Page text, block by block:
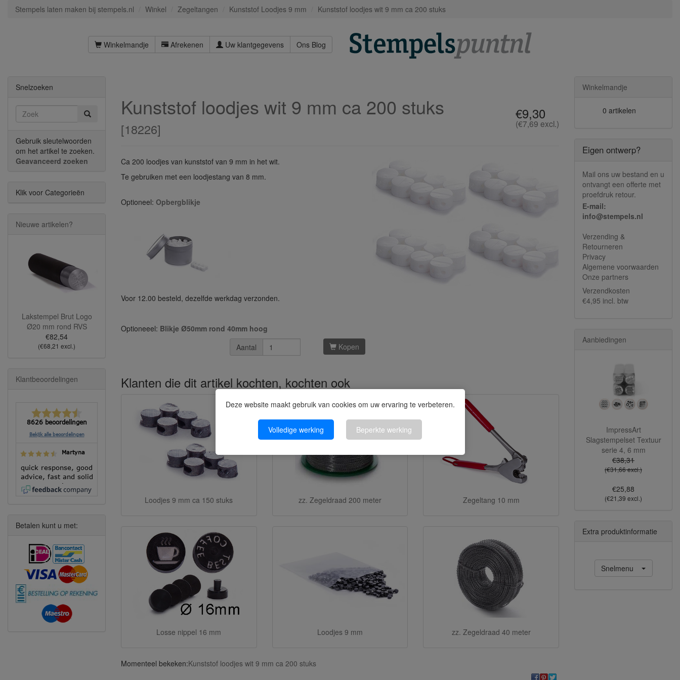
Deze website maakt gebruik van cookies om uw ervaring te verbeteren.
Volledige werking Beperkte werking
Stempels laten maken bij stempels.nl Winkel Zegeltangen Kunststof Loodjes 9 mm Kunststof loodjes wit 9 mm ca 200 stuks
Winkelmandje Afrekenen Uw klantgegevens Ons Blog
€9,30
(€7,69 excl.)
Kunststof loodjes wit 9 mm ca 200 stuks
[18226]
Ca 200 loodjes van kunststof van 9 mm in het wit.
Te gebruiken met een loodjestang van 8 mm.
Optioneel: Opbergblikje
Voor 12.00 besteld, dezelfde werkdag verzonden.
Optioneeel: Blikje Ø50mm rond 40mm hoog
Aantal
Kopen
Klanten die dit artikel kochten, kochten ook
Loodjes 9 mm ca 150 stuks zz. Zegeldraad 200 meter Zegeltang 10 mm
Losse nippel 16 mm Loodjes 9 mm zz. Zegeldraad 40 meter
Momenteel bekeken:Kunststof loodjes wit 9 mm ca 200 stuks
Snelzoeken
Gebruik sleutelwoorden
om het artikel te zoeken.
Geavanceerd zoeken
Klik voor Categorieën
Nieuwe artikelen?
Lakstempel Brut Logo
Ø20 mm rond RVS
€82,54
(€68,21 excl.)
Klantbeoordelingen
8626 beoordelingen
Bekijk alle beoordelingen
Martyna
quick response, good
advice, fast and solid
execution!
Betalen kunt u met:
Winkelmandje
0 artikelen
Eigen ontwerp?
Mail ons uw bestand en u
ontvangt een offerte met
proefdruk retour.
E-mail:
info@stempels.nl
Verzending &
Retourneren
Privacy
Algemene voorwaarden
Onze partners
Verzendkosten
€4,95 incl. btw
Aanbiedingen
ImpressArt
Slagstempelset Textuur
serie 4, 6 mm
€38,31
(€31,66 excl.)
€25,88
(€21,39 excl.)
Extra produktinformatie
Snelmenu